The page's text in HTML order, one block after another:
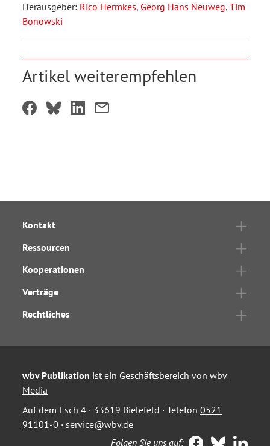
Herausgeber: Rico Hermkes, Georg Hans Neuweg, Tim
Bonowski
Artikel weiterempfehlen
Kontakt
Ressourcen
Kooperationen
Verträge
Rechtliches
wbv Publikation ist ein Geschäftsbereich von wbv
Media
Auf dem Esch 4 · 33619 Bielefeld · Telefon 0521
91101-0 · service@wbv.de
Folgen Sie uns auf: